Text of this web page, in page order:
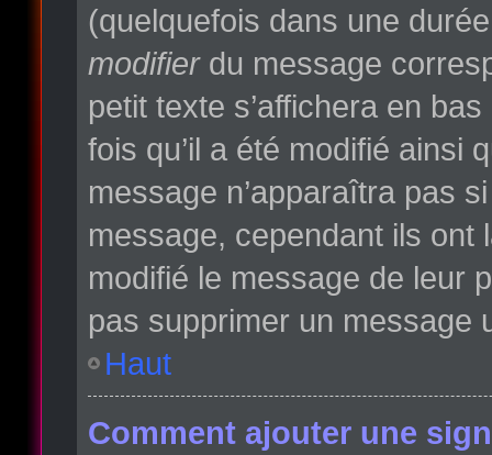
(quelquefois dans une
modifierdu message
petit texte s’affichera en
fois qu’il a été modifié ainsi
message n’apparaîtra pas
message, cependant ils ont
modifié le message de leur
pas supprimer un message
Haut
Comment ajouter une